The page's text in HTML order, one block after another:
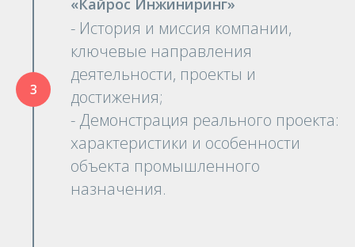
«Кайрос Инжиниринг»
- История и миссия компании,
ключевые направления
деятельности, проекты и
достижения;
- Демонстрация реального проекта:
характеристики и особенности
объекта промышленного
назначения.